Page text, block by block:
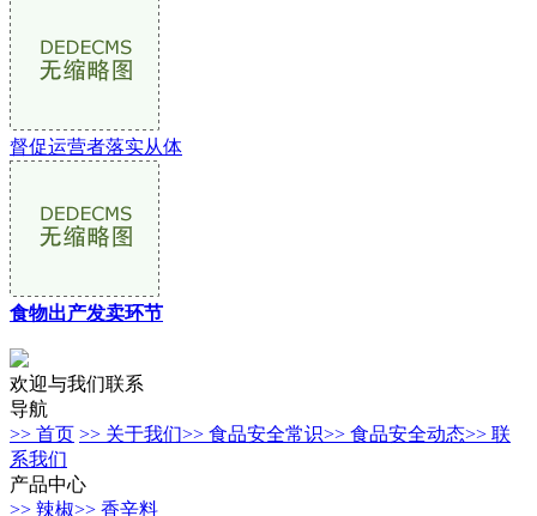
督促运营者落实从体
食物出产发卖环节
欢迎与我们联系
导航
>> 首页 >> 关于我们>> 食品安全常识>> 食品安全动态>> 联
系我们
产品中心
>> 辣椒>> 香辛料